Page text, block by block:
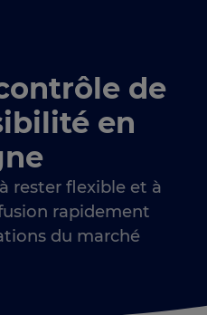
de
en
rester flexible et à
rapidement
du marché